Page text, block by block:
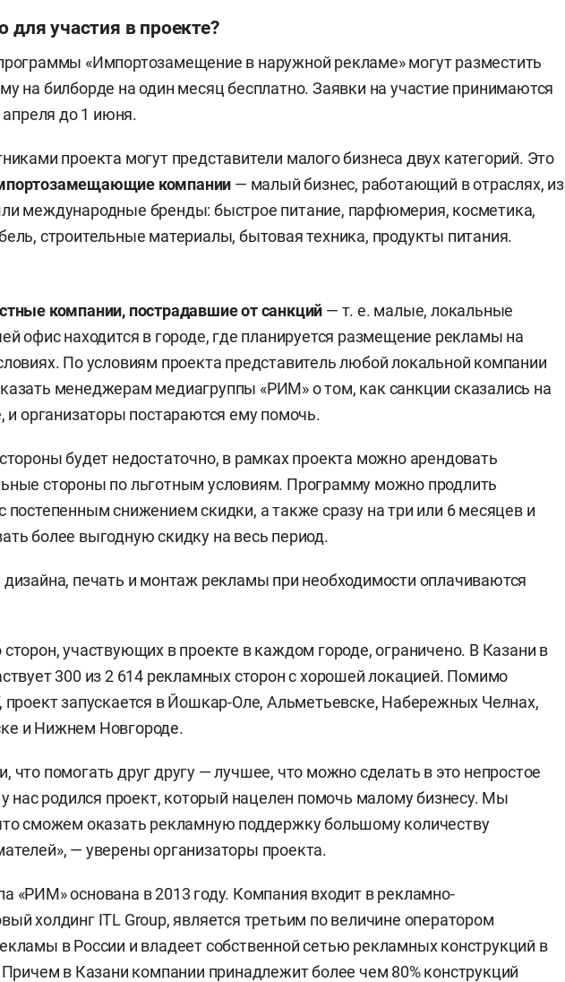
для участия в проекте?
«Импортозамещение в наружной рекламе» могут разместить
на билборде на один месяц бесплатно. Заявки на участие принимаются
апреля до 1 июня.
проекта могут представители малого бизнеса двух категорий. Это
компании — малый бизнес, работающий в отраслях, из
международные бренды: быстрое питание, парфюмерия, косметика,
строительные материалы, бытовая техника, продукты питания.
компании, пострадавшие от санкций — т. е. малые, локальные
офис находится в городе, где планируется размещение рекламы на
По условиям проекта представитель любой локальной компании
менеджерам медиагруппы «РИМ» о том, как санкции сказались на
и организаторы постараются ему помочь.
будет недостаточно, в рамках проекта можно арендовать
стороны по льготным условиям. Программу можно продлить
постепенным снижением скидки, а также сразу на три или 6 месяцев и
более выгодную скидку на весь период.
дизайна, печать и монтаж рекламы при необходимости оплачиваются
сторон, участвующих в проекте в каждом городе, ограничено. В Казани в
300 из 2 614 рекламных сторон с хорошей локацией. Помимо
проект запускается в Йошкар-Оле, Альметьевске, Набережных Челнах,
и Нижнем Новгороде.
что помогать друг другу — лучшее, что можно сделать в это непростое
нас родился проект, который нацелен помочь малому бизнесу. Мы
сможем оказать рекламную поддержку большому количеству
— уверены организаторы проекта.
«РИМ» основана в 2013 году. Компания входит в рекламно-
холдинг ITL Group, является третьим по величине оператором
в России и владеет собственной сетью рекламных конструкций в
Причем в Казани компании принадлежит более чем 80% конструкций